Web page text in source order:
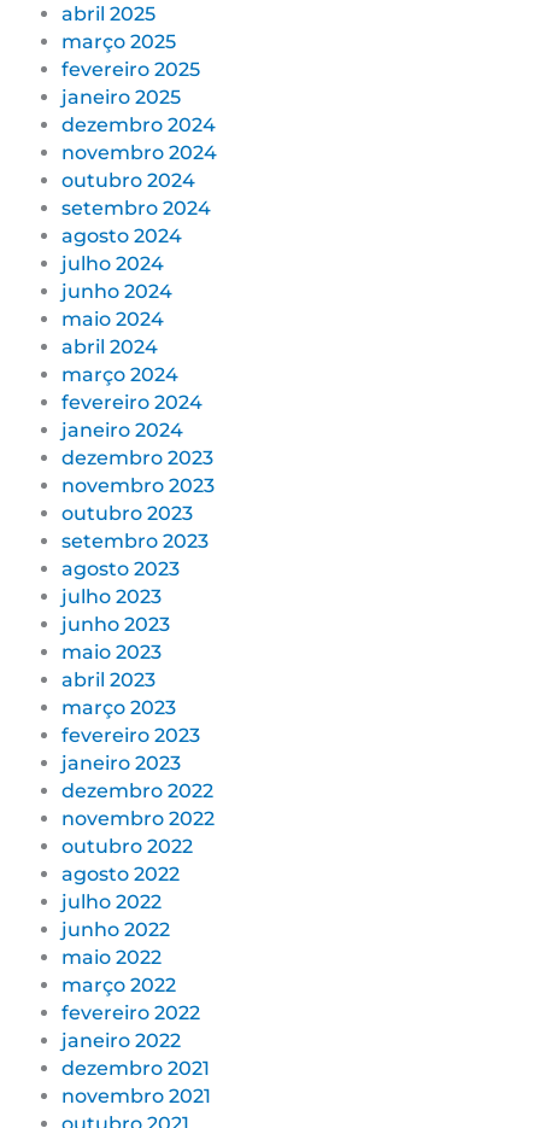
abril 2025
março 2025
fevereiro 2025
janeiro 2025
dezembro 2024
novembro 2024
outubro 2024
setembro 2024
agosto 2024
julho 2024
junho 2024
maio 2024
abril 2024
março 2024
fevereiro 2024
janeiro 2024
dezembro 2023
novembro 2023
outubro 2023
setembro 2023
agosto 2023
julho 2023
junho 2023
maio 2023
abril 2023
março 2023
fevereiro 2023
janeiro 2023
dezembro 2022
novembro 2022
outubro 2022
agosto 2022
julho 2022
junho 2022
maio 2022
março 2022
fevereiro 2022
janeiro 2022
dezembro 2021
novembro 2021
outubro 2021